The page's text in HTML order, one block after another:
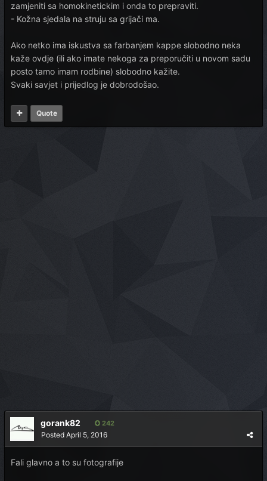
zamjeniti sa homokinetickim i onda to prepraviti.
- Kožna sjedala na struju sa grijači ma.
Ako netko ima iskustva sa farbanjem kappe slobodno neka
kaže ovdje (ili ako imate nekoga za preporučiti u novom sadu
posto tamo imam rodbine) slobodno kažite.
Svaki savjet i prijedlog je dobrodošao.
Quote
gorank82 242
Posted April 5, 2016
Fali glavno a to su fotografije